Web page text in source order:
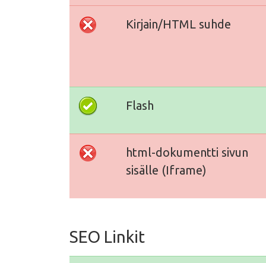
Kirjain/HTML suhde
Flash
html-dokumentti sivun
sisälle (Iframe)
SEO Linkit